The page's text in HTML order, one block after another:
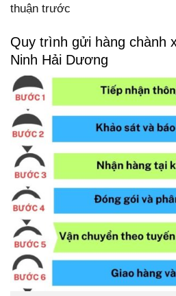
thuận trước
Quy trình gửi hàng chành
Ninh Hải Dương